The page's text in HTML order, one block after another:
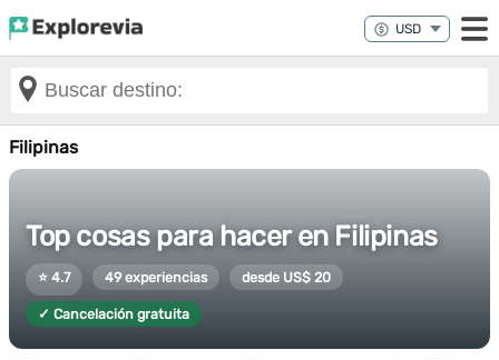
Filipinas
Top cosas para hacer en Filipinas
⭐ 4.7 49 experiencias desde US$ 20
✓ Cancelación gratuita